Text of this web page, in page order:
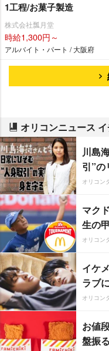
1工程/お菓子製造
株式会社瓢月堂
時給1,300円～
アルバイト・パート / 大阪府
オリコンニュース
川島
引”の
オリコン
マク
生の
オリコン
イケ
ラブ
オリコン
お値
盤振